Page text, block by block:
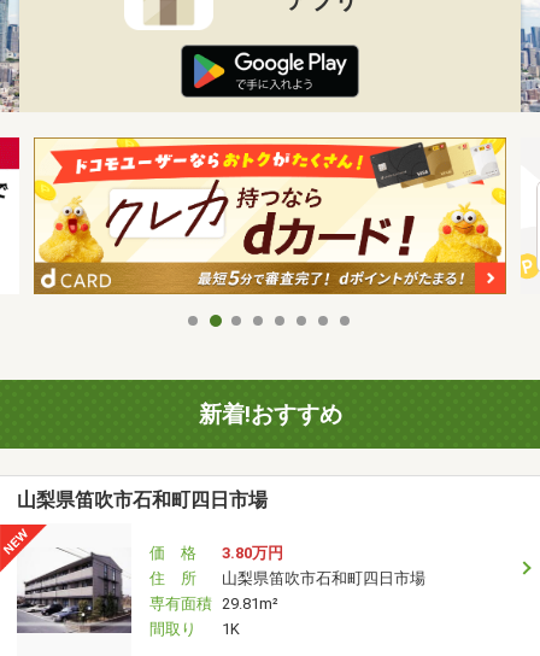
新着!おすすめ
山梨県笛吹市石和町四日市場
価 格
3.80万円
住 所
山梨県笛吹市石和町四日市場
専有面積 29.81m²
間取り
1K